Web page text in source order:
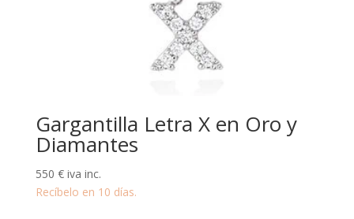
Gargantilla Letra X en Oro y
Diamantes
550 € iva inc.
Recíbelo en 10 días.